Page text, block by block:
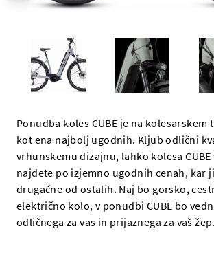
Ponudba koles CUBE je na kolesarskem
kot ena najbolj ugodnih. Kljub odlični
vrhunskemu dizajnu, lahko kolesa
najdete po izjemno ugodnih cenah, kar
drugačne od ostalih. Naj bo gorsko,
električno kolo, v ponudbi CUBE bo
odličnega za vas in prijaznega za vaš žep.